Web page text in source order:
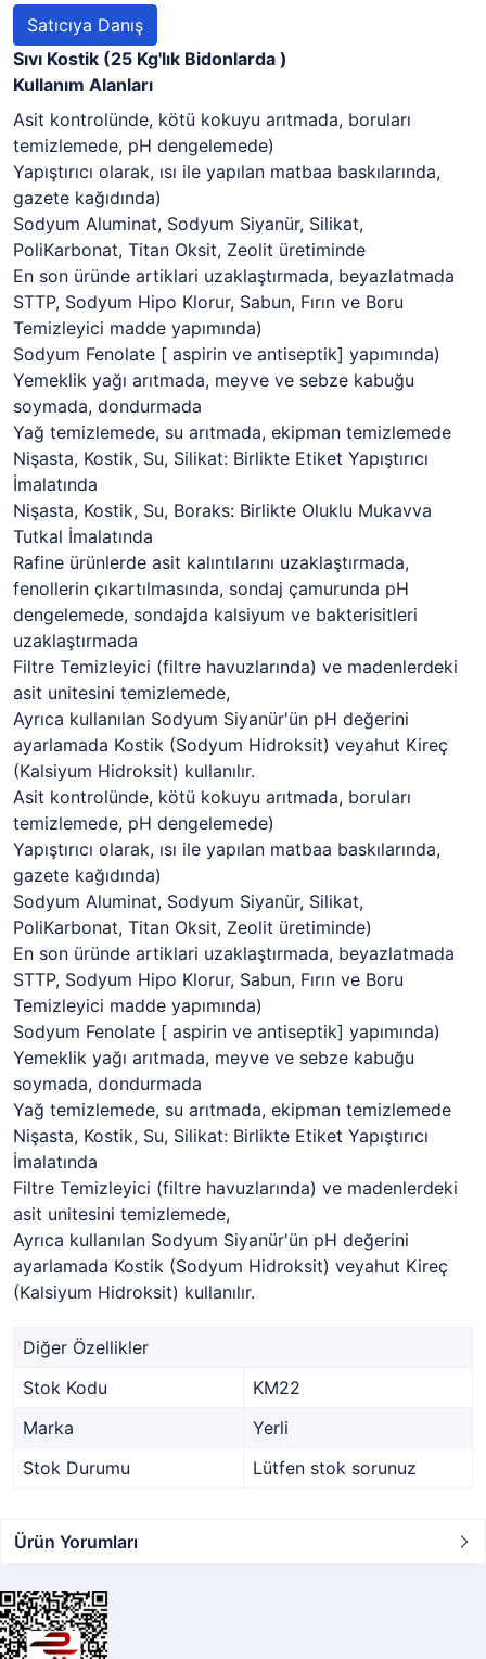
Satıcıya Danış
Sıvı Kostik (25 Kg'lık Bidonlarda )
Kullanım Alanları
Asit kontrolünde, kötü kokuyu arıtmada, boruları
temizlemede, pH dengelemede)
Yapıştırıcı olarak, ısı ile yapılan matbaa baskılarında,
gazete kağıdında)
Sodyum Aluminat, Sodyum Siyanür, Silikat,
PoliKarbonat, Titan Oksit, Zeolit üretiminde
En son üründe artiklari uzaklaştırmada, beyazlatmada
STTP, Sodyum Hipo Klorur, Sabun, Fırın ve Boru
Temizleyici madde yapımında)
Sodyum Fenolate [ aspirin ve antiseptik] yapımında)
Yemeklik yağı arıtmada, meyve ve sebze kabuğu
soymada, dondurmada
Yağ temizlemede, su arıtmada, ekipman temizlemede
Nişasta, Kostik, Su, Silikat: Birlikte Etiket Yapıştırıcı
İmalatında
Nişasta, Kostik, Su, Boraks: Birlikte Oluklu Mukavva
Tutkal İmalatında
Rafine ürünlerde asit kalıntılarını uzaklaştırmada,
fenollerin çıkartılmasında, sondaj çamurunda pH
dengelemede, sondajda kalsiyum ve bakterisitleri
uzaklaştırmada
Filtre Temizleyici (filtre havuzlarında) ve madenlerdeki
asit unitesini temizlemede,
Ayrıca kullanılan Sodyum Siyanür'ün pH değerini
ayarlamada Kostik (Sodyum Hidroksit) veyahut Kireç
(Kalsiyum Hidroksit) kullanılır.
Asit kontrolünde, kötü kokuyu arıtmada, boruları
temizlemede, pH dengelemede)
Yapıştırıcı olarak, ısı ile yapılan matbaa baskılarında,
gazete kağıdında)
Sodyum Aluminat, Sodyum Siyanür, Silikat,
PoliKarbonat, Titan Oksit, Zeolit üretiminde)
En son üründe artiklari uzaklaştırmada, beyazlatmada
STTP, Sodyum Hipo Klorur, Sabun, Fırın ve Boru
Temizleyici madde yapımında)
Sodyum Fenolate [ aspirin ve antiseptik] yapımında)
Yemeklik yağı arıtmada, meyve ve sebze kabuğu
soymada, dondurmada
Yağ temizlemede, su arıtmada, ekipman temizlemede
Nişasta, Kostik, Su, Silikat: Birlikte Etiket Yapıştırıcı
İmalatında
Filtre Temizleyici (filtre havuzlarında) ve madenlerdeki
asit unitesini temizlemede,
Ayrıca kullanılan Sodyum Siyanür'ün pH değerini
ayarlamada Kostik (Sodyum Hidroksit) veyahut Kireç
(Kalsiyum Hidroksit) kullanılır.
Diğer Özellikler
Stok Kodu
KM22
Marka
Yerli
Stok Durumu
Lütfen stok sorunuz
Ürün Yorumları